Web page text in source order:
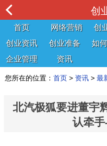
创
首页 网络营销 创
创业资讯
创业准备 如
企业管理
资讯
您所在的位置： 首页 > 资讯 > 最
北汽极狐要进董宇
认牵